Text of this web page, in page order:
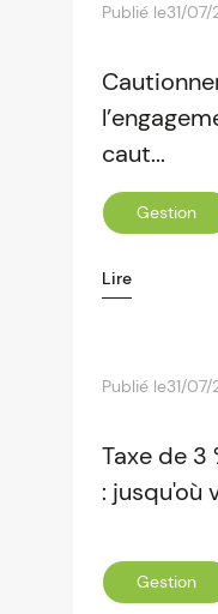
Publié le31/
caut...
Gestion
Lire
Publié le31/
Taxe de 3
: jusqu'où
Gestion